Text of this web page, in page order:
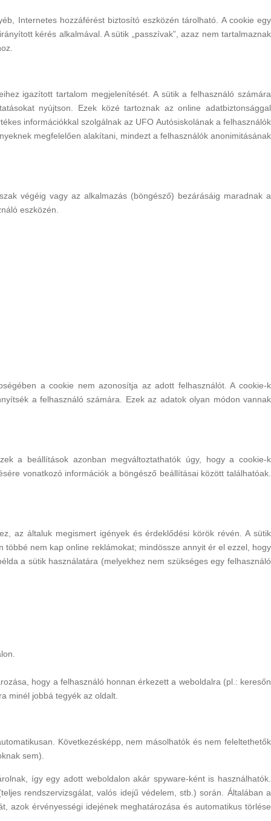
Internetes hozzáférést biztosító eszközén tárolható. A cookie egy
kérés alkalmával. A sütik „passzívak”, azaz nem tartalmaznak
igazított tartalom megjelenítését. A sütik a felhasználó számára
nyújtson. Ezek közé tartoznak az online adatbiztonsággal
információkkal szolgálnak az UFO Autósiskolának a felhasználók
megfelelően alakítani, mindezt a felhasználók anonimitásának
végéig vagy az alkalmazás (böngésző) bezárásáig maradnak a
eszközén.
a cookie nem azonosítja az adott felhasználót. A cookie-k
a felhasználó számára. Ezek az adatok olyan módon vannak
a beállítások azonban megváltoztathatók úgy, hogy a cookie-k
vonatkozó információk a böngésző beállításai között találhatóak.
az általuk megismert igények és érdeklődési körök révén. A sütik
nem kap online reklámokat; mindössze annyit ér el ezzel, hogy
a sütik használatára (melyekhez nem szükséges egy felhasználó
hogy a felhasználó honnan érkezett a weboldalra (pl.: keresőn
minél jobbá tegyék az oldalt.
Következésképp, nem másolhatók és nem feleltethetők
sem).
így egy adott weboldalon akár spyware-ként is használhatók.
rendszervizsgálat, valós idejű védelem, stb.) során. Általában a
azok érvényességi idejének meghatározása és automatikus törlése